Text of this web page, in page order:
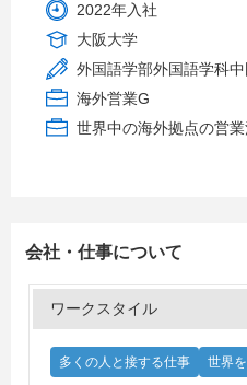
2022年入社
大阪大学
外国語学部外国語学科
海外営業G
世界中の海外拠点の営
会社・仕事について
ワークスタイル
多くの人と接する仕事 世界